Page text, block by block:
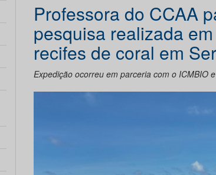
Professora do CCAA
pesquisa realizada
recifes de coral em
Expedição ocorreu em parceria com o ICMBIO